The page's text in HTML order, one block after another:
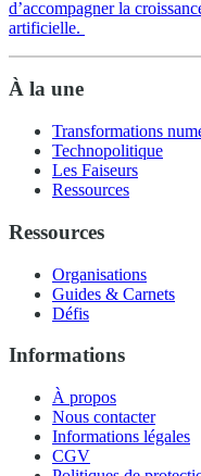
d’accompagner la
artificielle.
À la une
Transformations
Technopolitique
Les Faiseurs
Ressources
Ressources
Organisations
Guides & Carnets
Défis
Informations
À propos
Nous contacter
Informations légales
CGV